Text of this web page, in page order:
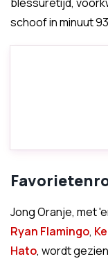
schoof in minuut
Jong Oranje, met
Ryan Flamingo,
Hato, wordt